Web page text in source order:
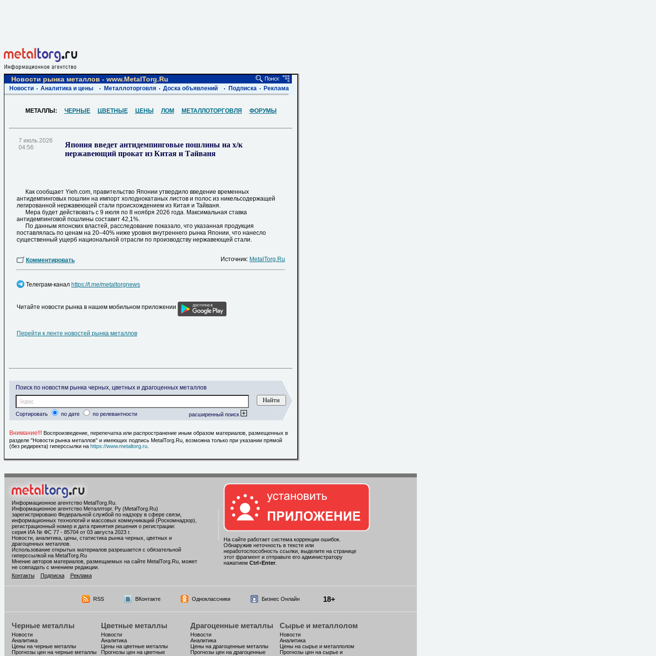
Новости рынка металлов - www.MetalTorg.Ru
Новости Аналитика и цены Металлоторговля Доска объявлений Подписка Реклама
МЕТАЛЛЫ: ЧЕРНЫЕ ЦВЕТНЫЕ ЦЕНЫ ЛОМ МЕТАЛЛОТОРГОВЛЯ ФОРУМЫ
7 июль 2026
04:56
Япония введет антидемпинговые пошлины на х/к
нержавеющий прокат из Китая и Тайваня
Как сообщает Yieh.com, правительство Японии утвердило введение временных
антидемпинговых пошлин на импорт холоднокатаных листов и полос из никельсодержащей
легированной нержавеющей стали происхождением из Китая и Тайваня.
Мера будет действовать с 9 июля по 8 ноября 2026 года. Максимальная ставка
антидемпинговой пошлины составит 42,1%.
По данным японских властей, расследование показало, что указанная продукция
поставлялась по ценам на 20–40% ниже уровня внутреннего рынка Японии, что нанесло
существенный ущерб национальной отрасли по производству нержавеющей стали.
Комментировать Источник: MetalTorg.Ru
Телеграм-канал https://t.me/metaltorgnews
Читайте новости рынка в нашем мобильном приложении
Перейти к ленте новостей рынка металлов
Поиск по новостям рынка черных, цветных и драгоценных металлов
Сортировать по дате по релевантности расширенный поиск
Внимание!!! Воспроизведение, перепечатка или распространение иным образом материалов, размещенных в
разделе "Новости рынка металлов" и имеющих подпись MetalTorg.Ru, возможна только при указании прямой
(без редиректа) гиперссылки на https://www.metaltorg.ru
Информационное агентство MetalTorg.Ru.
Информационное агентство Металлторг. Ру (MetalTorg.Ru)
зарегистрировано Федеральной службой по надзору в сфере связи,
информационных технологий и массовых коммуникаций (Роскомнадзор),
регистрационный номер и дата принятия решения о регистрации:
серия ИА № ФС 77 - 85704 от 03 августа 2023 г.
Новости, аналитика, цены, статистика рынка черных, цветных и
драгоценных металлов.
Использование открытых материалов разрешается с обязательной
гиперссылкой на MetalTorg.Ru
Мнение авторов материалов, размещаемых на сайте MetalTorg.Ru, может
не совпадать с мнением редакции.
Контакты
Подписка Реклама
На сайте работает система коррекции ошибок.
Обнаружив неточность в тексте или
неработоспособность ссылки, выделите на странице
этот фрагмент и отправьте его администратору
нажатием Ctrl+Enter.
RSS ВКонтакте Одноклассники Бизнес Онлайн 18+
Черные металлы
Новости
Аналитика
Цены на черные металлы
Прогнозы цен на черные металлы
Цветные металлы
Новости
Аналитика
Цены на цветные металлы
Прогнозы цен на цветные
Драгоценные металлы
Новости
Аналитика
Цены на драгоценные металлы
Прогнозы цен на драгоценные
Сырье и металлолом
Новости
Аналитика
Цены на сырье и металлолом
Прогнозы цен на сырье и